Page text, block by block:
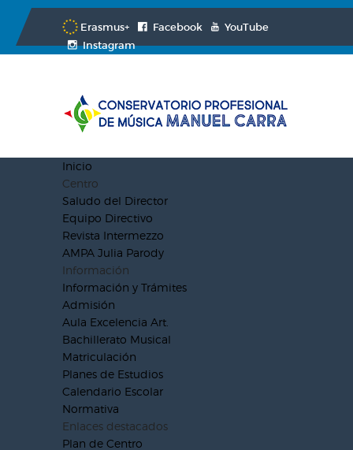
Erasmus+ Facebook
YouTube
Instagram
Inicio
Centro
Saludo del Director
Equipo Directivo
Revista Intermezzo
AMPA Julia Parody
Información
Información y Trámites
Admisión
Aula Excelencia Art.
Bachillerato Musical
Matriculación
Planes de Estudios
Calendario Escolar
Normativa
Enlaces destacados
Plan de Centro